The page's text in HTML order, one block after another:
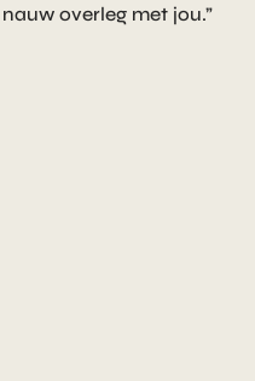
nauw overleg met jou.”